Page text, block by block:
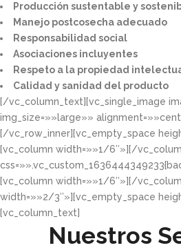
Producción sustentable y
Manejo postcosecha adecuado​
Responsabilidad social​
Asociaciones incluyentes​
Respeto a la propiedad
Calidad y sanidad del producto​
[/vc_column_text][vc_single_image
img_size=»»large»»
[/vc_row_inner][vc_empty_space
[vc_column width=»»1/6″»][/
[vc_column width=»»1/6″»][/
width=»»2/3″»][vc_empty_space
[vc_column_text]
Nuestros